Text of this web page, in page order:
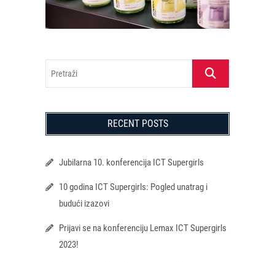
Pretraži
RECENT POSTS
Jubilarna 10. konferencija ICT Supergirls
10 godina ICT Supergirls: Pogled unatrag i
budući izazovi
Prijavi se na konferenciju Lemax ICT Supergirls
2023!